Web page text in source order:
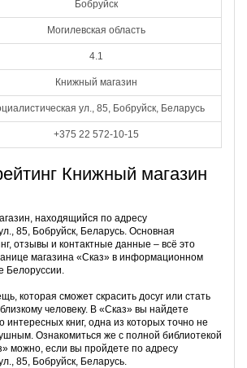
Бобруйск
Могилевская область
4.1
Книжный магазин
ул., 85, Бобруйск, Беларусь
+375 22 572-10-15
Книжный магазин
находящийся по адресу
85, Бобруйск, Беларусь. Основная
отзывы и контактные данные – всё это
магазина «Сказ» в информационном
Белоруссии.
которая сможет скрасить досуг или стать
человеку. В «Сказ» вы найдете
интересных книг, одна из которых точно не
Ознакомиться же с полной библиотекой
можно, если вы пройдете по адресу
85, Бобруйск, Беларусь.